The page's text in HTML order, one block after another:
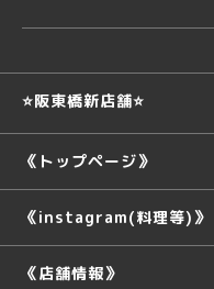
⭐️阪東橋新店舗⭐️
《トップページ》
《instagram(料理等)》
《店舗情報》